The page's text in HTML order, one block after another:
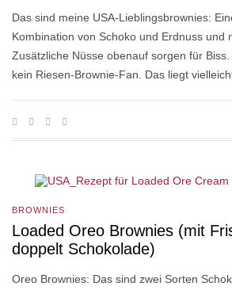
Das sind meine USA-Lieblingsbrownies:
Kombination von Schoko und Erdnuss und
Zusätzliche Nüsse obenauf sorgen für
kein Riesen-Brownie-Fan. Das liegt
BROWNIES
Loaded Oreo Brownies (mit
doppelt Schokolade)
Oreo Brownies: Das sind zwei Sorten